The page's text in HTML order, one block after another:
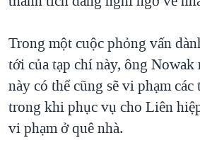
THỂ THAO
GIÁO DỤC
TRỊNH VĨNH BÌNH - NGƯỜI HẠ 'BÊN
CÁC GIÁ TRỊ CỘNG HÒA Ở VIỆT
THƯỢNG ĐỈNH TRUMP-KIM TẠI
TRỊNH VĨNH BÌNH VS. CHÍNH PHỦ
Trong một cuộc phỏng vấn
tới của tạp chí này, ông Nowak
này có thể cũng sẽ vi phạm
trong khi phục vụ cho Liên
vi phạm ở quê nhà.